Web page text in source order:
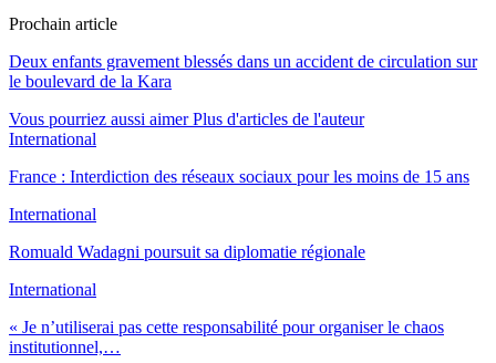
Prochain article
Deux enfants gravement blessés dans un accident de circulation sur
le boulevard de la Kara
Vous pourriez aussi aimer Plus d'articles de l'auteur
International
France : Interdiction des réseaux sociaux pour les moins de 15 ans
International
Romuald Wadagni poursuit sa diplomatie régionale
International
« Je n’utiliserai pas cette responsabilité pour organiser le chaos
institutionnel,…